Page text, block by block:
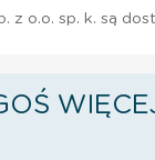
z o.o. sp. k. są